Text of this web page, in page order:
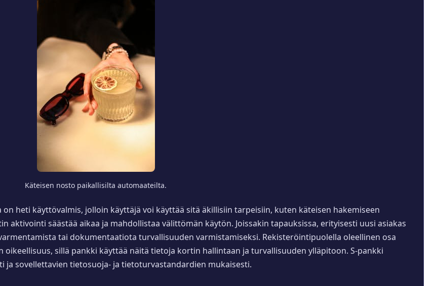
Käteisen nosto paikallisilta automaateilta.
heti käyttövalmis, jolloin käyttäjä voi käyttää sitä äkillisiin tarpeisiin, kuten käteisen hakemiseen
säästää aikaa ja mahdollistaa välittömän käytön. Joissakin tapauksissa, erityisesti uusi asiakas
tai dokumentaatiota turvallisuuden varmistamiseksi. Rekisteröintipuolella oleellinen osa
sillä pankki käyttää näitä tietoja kortin hallintaan ja turvallisuuden ylläpitoon. S-pankki
sovellettavien tietosuoja- ja tietoturvastandardien mukaisesti.